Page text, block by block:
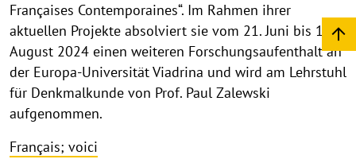
Françaises Contemporaines“. Im Rahmen ihrer
aktuellen Projekte absolviert sie vom 21. Juni bis 16.
August 2024 einen weiteren Forschungsaufenthalt an
der Europa-Universität Viadrina und wird am Lehrstuhl
für Denkmalkunde von Prof. Paul Zalewski
aufgenommen.
Français; voici